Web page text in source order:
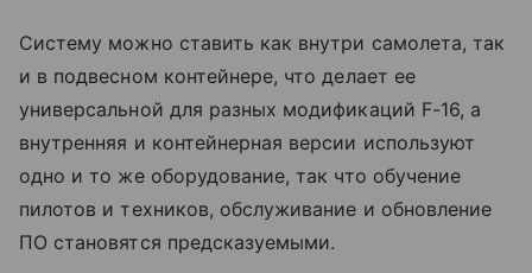
Систему можно ставить как внутри самолета, так
и в подвесном контейнере, что делает ее
универсальной для разных модификаций F-16, а
внутренняя и контейнерная версии используют
одно и то же оборудование, так что обучение
пилотов и техников, обслуживание и обновление
ПО становятся предсказуемыми.